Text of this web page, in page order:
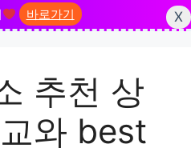
바로가기
X
추천 상
와 best